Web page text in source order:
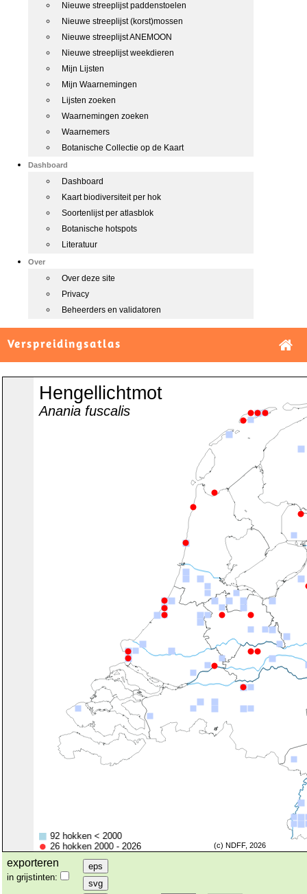
Nieuwe streeplijst paddenstoelen
Nieuwe streeplijst (korst)mossen
Nieuwe streeplijst ANEMOON
Nieuwe streeplijst weekdieren
Mijn Lijsten
Mijn Waarnemingen
Lijsten zoeken
Waarnemingen zoeken
Waarnemers
Botanische Collectie op de Kaart
Dashboard
Dashboard
Kaart biodiversiteit per hok
Soortenlijst per atlasblok
Botanische hotspots
Literatuur
Over
Over deze site
Privacy
Beheerders en validatoren
Verspreidingsatlas